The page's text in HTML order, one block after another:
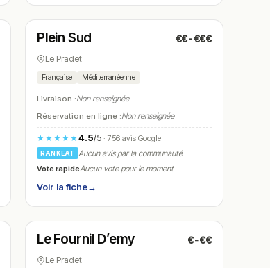
N° 17
Fermé(12:00 – 14:00, 19:00 – 22:00)
Plein Sud €€-€€€
Le Pradet
Française Méditerranéenne
Livraison :Non renseignée
Réservation en ligne :Non renseignée
★★★★★4.5/5 · 756 avis Google
RANKEAT
Aucun avis par la communauté
Vote rapideAucun vote pour le moment
Voir la fiche→
N° 20
Fermé(06:30 – 13:30, 16:00 – 19:30)
Le Fournil D’emy €-€€
Le Pradet